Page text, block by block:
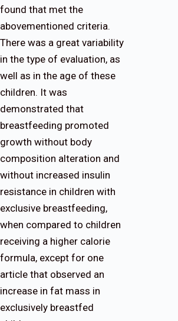
found that met the
abovementioned criteria.
There was a great variability
in the type of evaluation, as
well as in the age of these
children. It was
demonstrated that
breastfeeding promoted
growth without body
composition alteration and
without increased insulin
resistance in children with
exclusive breastfeeding,
when compared to children
receiving a higher calorie
formula, except for one
article that observed an
increase in fat mass in
exclusively breastfed